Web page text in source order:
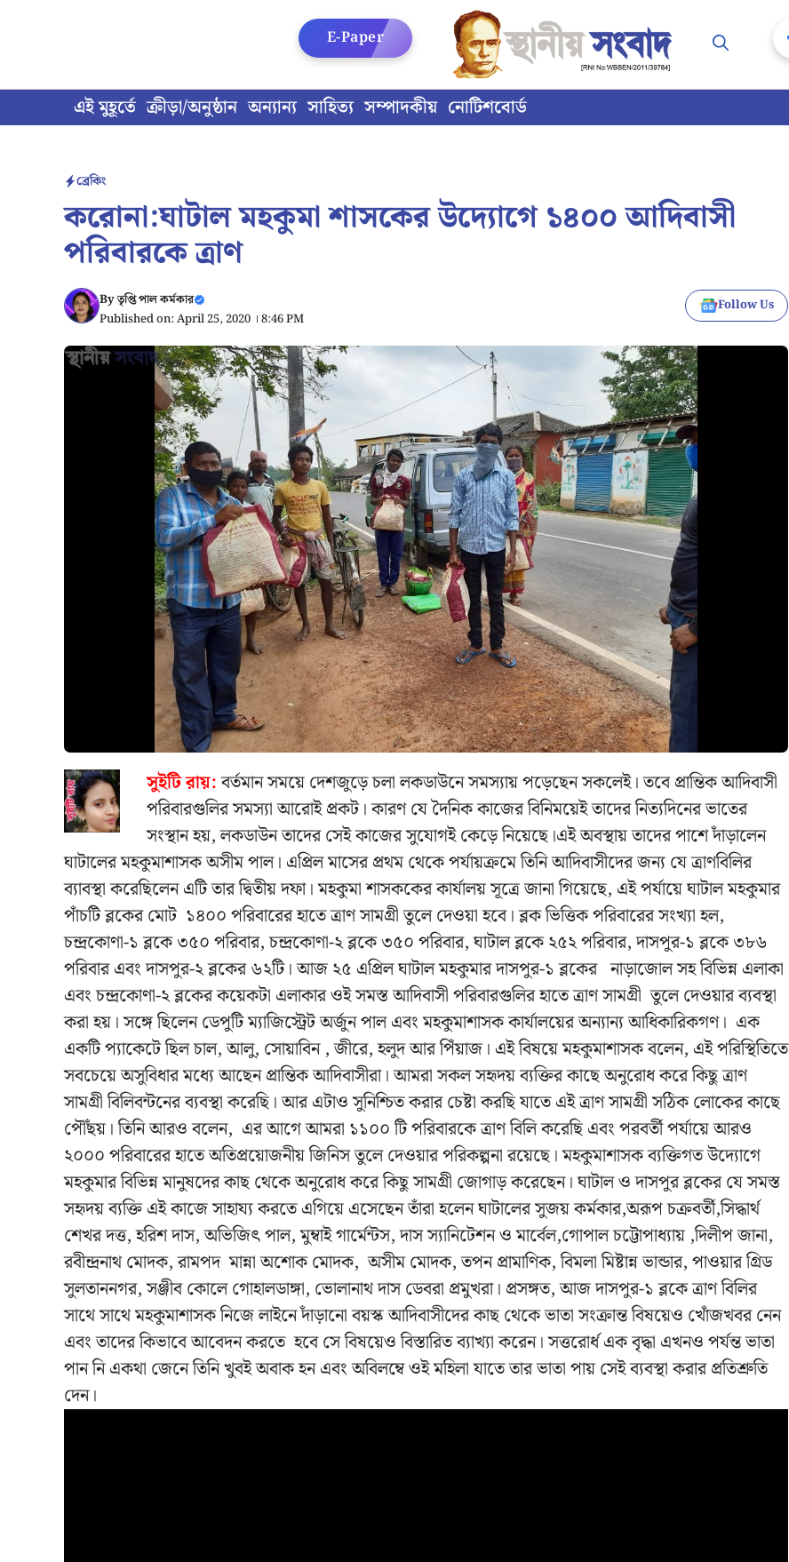
এই মুহূর্তে ক্রীড়া/অনুষ্ঠান অন্যান্য সাহিত্য সম্পাদকীয় নোটিশবোর্ড
E-Paper
ব্রেকিং
করোনা:ঘাটাল মহকুমা শাসকের উদ্যোগে ১৪০০ আদিবাসী
পরিবারকে ত্রাণ
Byতৃপ্তি পাল কর্মকার
Published on: April 25, 2020 । 8:46 PM
Follow Us
সুইটি রায়:বর্তমান সময়ে দেশজুড়ে চলা লকডাউনে সমস্যায় পড়েছেন সকলেই। তবে প্রান্তিক আদিবাসী
পরিবারগুলির সমস্যা আরোই প্রকট। কারণ যে দৈনিক কাজের বিনিময়েই তাদের নিত্যদিনের ভাতের
সংস্থান হয়, লকডাউন তাদের সেই কাজের সুযোগই কেড়ে নিয়েছে।এই অবস্থায় তাদের পাশে দাঁড়ালেন
ঘাটালের মহকুমাশাসক অসীম পাল। এপ্রিল মাসের প্রথম থেকে পর্যায়ক্রমে তিনি আদিবাসীদের জন্য যে ত্রাণবিলির
ব্যাবস্থা করেছিলেন এটি তার দ্বিতীয় দফা। মহকুমা শাসককের কার্যালয় সূত্রে জানা গিয়েছে, এই পর্যায়ে ঘাটাল মহকুমার
পাঁচটি ব্লকের মোট ১৪০০ পরিবারের হাতে ত্রাণ সামগ্রী তুলে দেওয়া হবে। ব্লক ভিত্তিক পরিবারের সংখ্যা হল,
চন্দ্রকোণা-১ ব্লকে ৩৫০ পরিবার, চন্দ্রকোণা-২ ব্লকে ৩৫০ পরিবার, ঘাটাল ব্লকে ২৫২ পরিবার, দাসপুর-১ ব্লকে ৩৮৬
পরিবার এবং দাসপুর-২ ব্লকের ৬২টি। আজ ২৫ এপ্রিল ঘাটাল মহকুমার দাসপুর-১ ব্লকের নাড়াজোল সহ বিভিন্ন এলাকা
এবং চন্দ্রকোণা-২ ব্লকের কয়েকটা এলাকার ওই সমস্ত আদিবাসী পরিবারগুলির হাতে ত্রাণ সামগ্রী তুলে দেওয়ার ব্যবস্থা
করা হয়। সঙ্গে ছিলেন ডেপুটি ম্যাজিস্ট্রেট অর্জুন পাল এবং মহকুমাশাসক কার্যালয়ের অন্যান্য আধিকারিকগণ। এক
একটি প্যাকেটে ছিল চাল, আলু, সোয়াবিন , জীরে, হলুদ আর পিঁয়াজ। এই বিষয়ে মহকুমাশাসক বলেন, এই পরিস্থিতিতে
সবচেয়ে অসুবিধার মধ্যে আছেন প্রান্তিক আদিবাসীরা। আমরা সকল সহৃদয় ব্যক্তির কাছে অনুরোধ করে কিছু ত্রাণ
সামগ্রী বিলিবন্টনের ব্যবস্থা করেছি। আর এটাও সুনিশ্চিত করার চেষ্টা করছি যাতে এই ত্রাণ সামগ্রী সঠিক লোকের কাছে
পৌঁছয়। তিনি আরও বলেন, এর আগে আমরা ১১০০ টি পরিবারকে ত্রাণ বিলি করেছি এবং পরবর্তী পর্যায়ে আরও
২০০০ পরিবারের হাতে অতিপ্রয়োজনীয় জিনিস তুলে দেওয়ার পরিকল্পনা রয়েছে। মহকুমাশাসক ব্যক্তিগত উদ্যোগে
মহকুমার বিভিন্ন মানুষদের কাছ থেকে অনুরোধ করে কিছু সামগ্রী জোগাড়করেছেন। ঘাটাল ও দাসপুর ব্লকের যে সমস্ত
সহৃদয় ব্যক্তি এই কাজে সাহায্য করতে এগিয়ে এসেছেন তাঁরা হলেন ঘাটালের সুজয় কর্মকার,অরূপ চক্রবর্তী,সিদ্ধার্থ
শেখর দত্ত, হরিশ দাস, অভিজিৎ পাল, মুম্বাই গার্মেন্টস, দাস স্যানিটেশন ও মার্বেল,গোপালচট্টোপাধ্যায়,দিলীপ জানা,
রবীন্দ্রনাথ মোদক, রামপদ মান্না অশোক মোদক, অসীম মোদক, তপন প্রামাণিক, বিমলা মিষ্টান্ন ভান্ডার, পাওয়ার গ্রিড
সুলতাননগর, সঞ্জীব কোলে গোহালডাঙ্গা, ভোলানাথ দাস ডেবরা প্রমুখরা। প্রসঙ্গত, আজ দাসপুর-১ ব্লকে ত্রাণ বিলির
সাথে সাথে মহকুমাশাসক নিজে লাইনে দাঁড়ানো বয়স্ক আদিবাসীদের কাছ থেকে ভাতা সংক্রান্ত বিষয়েও খোঁজখবর নেন
এবং তাদের কিভাবে আবেদন করতে হবে সে বিষয়েও বিস্তারিত ব্যাখ্যা করেন। সত্তরোর্ধ এক বৃদ্ধা এখনও পর্যন্ত ভাতা
পান নি একথা জেনে তিনি খুবই অবাক হন এবং অবিলম্বে ওই মহিলা যাতে তার ভাতা পায় সেই ব্যবস্থা করার প্রতিশ্রুতি
দেন।